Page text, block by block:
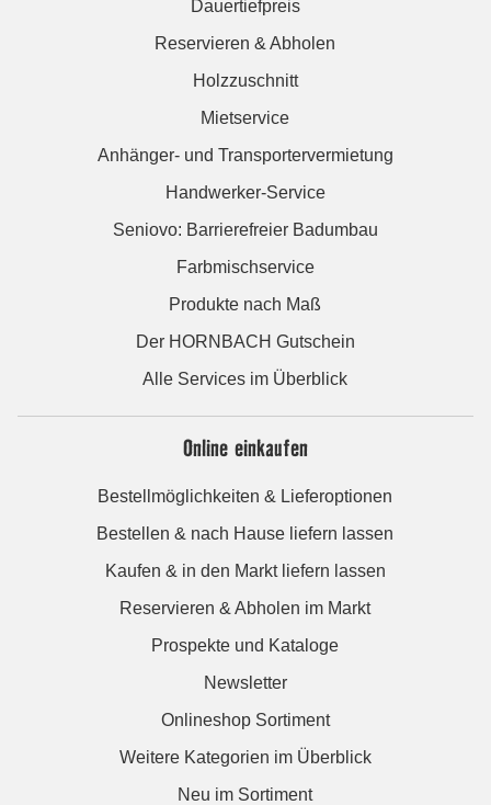
Dauertiefpreis
Reservieren & Abholen
Holzzuschnitt
Mietservice
Anhänger- und Transportervermietung
Handwerker-Service
Seniovo: Barrierefreier Badumbau
Farbmischservice
Produkte nach Maß
Der HORNBACH Gutschein
Alle Services im Überblick
Online einkaufen
Bestellmöglichkeiten & Lieferoptionen
Bestellen & nach Hause liefern lassen
Kaufen & in den Markt liefern lassen
Reservieren & Abholen im Markt
Prospekte und Kataloge
Newsletter
Onlineshop Sortiment
Weitere Kategorien im Überblick
Neu im Sortiment